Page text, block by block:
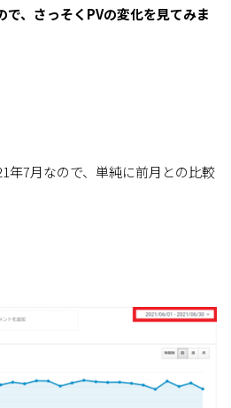
で、さっそくPVの変化を見てみま
年7月なので、単純に前月との比較